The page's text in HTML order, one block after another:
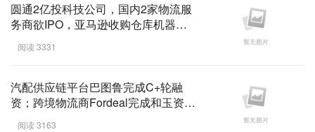
圆通2亿投科技公司，国内2家物流服
务商欲IPO，亚马逊收购仓库机器人
创企 ...
阅读 3331
汽配供应链平台巴图鲁完成C+轮融
资；跨境物流商Fordeal完成和玉资本
C+轮融资 | 物流金 ...
阅读 3163